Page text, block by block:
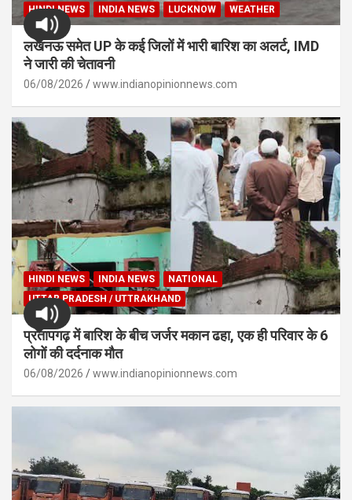
HINDI NEWS INDIA NEWS LUCKNOW WEATHER
लखनऊ समेत UP के कई जिलों में भारी बारिश का अलर्ट, IMD
ने जारी की चेतावनी
06/08/2026 www.indianopinionnews.com
HINDI NEWS INDIA NEWS
NATIONAL
UTTAR PRADESH / UTTRAKHAND
प्रतापगढ़ में बारिश के बीच जर्जर मकान ढहा, एक ही परिवार के 6
लोगों की दर्दनाक मौत
06/08/2026 www.indianopinionnews.com